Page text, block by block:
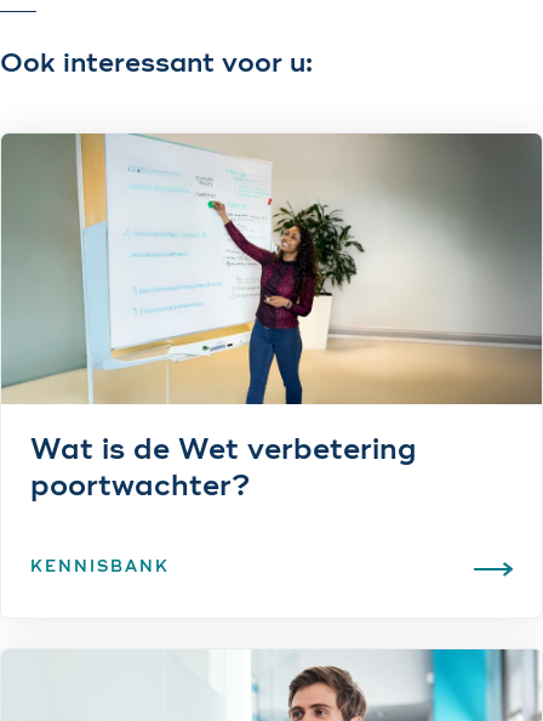
Ook interessant voor u:
Wat is de Wet verbetering
poortwachter?
KENNISBANK